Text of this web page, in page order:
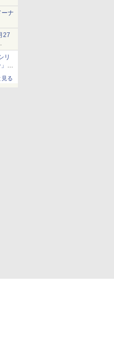
ーナ
27
施
リ
を
大
見る